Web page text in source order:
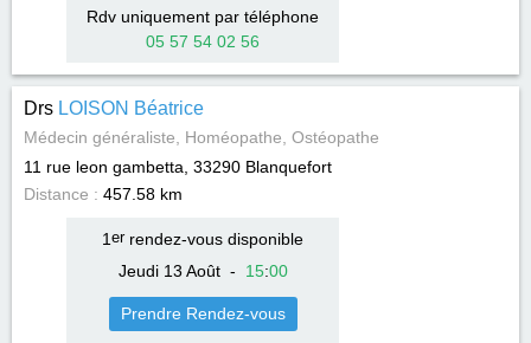
Rdv uniquement par téléphone
05 57 54 02 56
Drs LOISON Béatrice
Médecin généraliste, Homéopathe, Ostéopathe
11 rue leon gambetta, 33290 Blanquefort
Distance : 457.58 km
1 errendez-vous disponible
Jeudi 13 Août- 15:00
Prendre Rendez-vous